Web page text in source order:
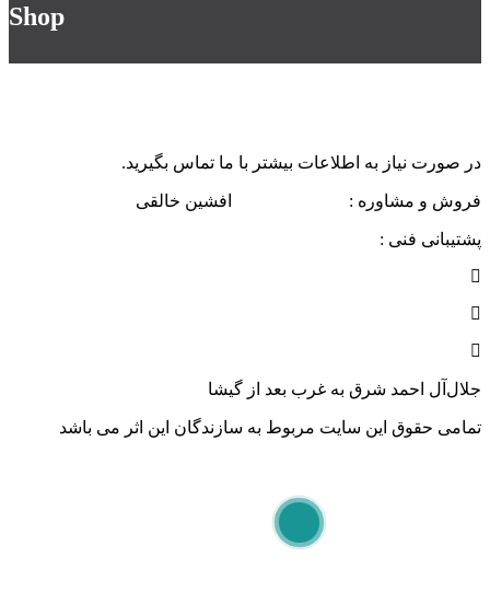
Shop
در صورت نیاز به اطلاعات بیشتر با ما تماس بگیرید.
فروش و مشاوره : افشین خالقی
پشتیبانی فنی :
جلال‌آل احمد شرق به غرب‌ بعد از گیشا
تمامی حقوق این سایت مربوط به سازندگان این اثر می باشد